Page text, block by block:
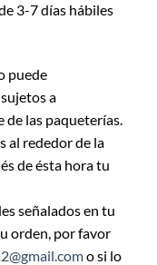
3-7 días hábiles
puede
a
las paqueterías.
al rededor de la
de ésta hora tu
señalados en tu
orden, por favor
o si lo